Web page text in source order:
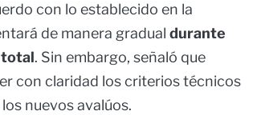
con lo establecido en la
de manera gradual durante
total. Sin embargo, señaló que
con claridad los criterios técnicos
nuevos avalúos.